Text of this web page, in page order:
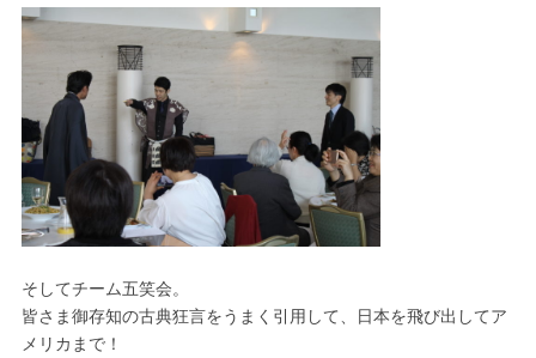
そしてチーム五笑会。
皆さま御存知の古典狂言をうまく引用して、日本を飛び出してア
メリカまで！